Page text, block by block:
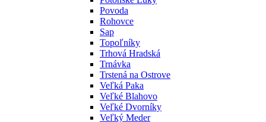
Povoda
Rohovce
Sap
Topoľníky
Trhová Hradská
Trnávka
Trstená na Ostrove
Veľká Paka
Veľké Blahovo
Veľké Dvorníky
Veľký Meder